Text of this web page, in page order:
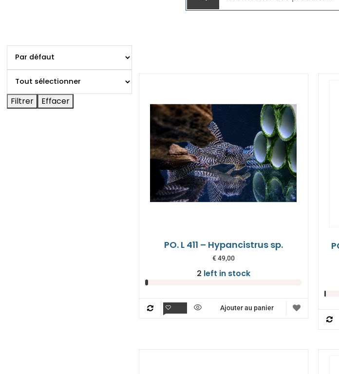
Filtrer Effacer
PO. L 411 – Hypancistrus sp.
€49,00
2 left in stock
Ajouter au panier